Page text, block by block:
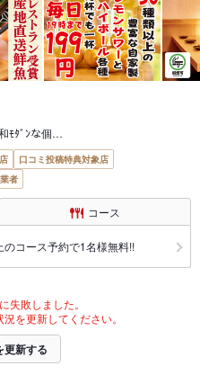
ﾓﾀﾞﾝな個…
口コミ投稿特典対象店
者
コース
コース予約で1名様無料!!
失敗しました。
を更新してください。
更新する